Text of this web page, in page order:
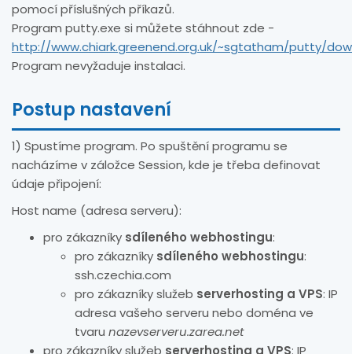
pomocí příslušných příkazů.
Program putty.exe si můžete stáhnout zde -
http://www.chiark.greenend.org.uk/~sgtatham/putty/
Program nevyžaduje instalaci.
Postup nastavení
1) Spustíme program. Po spuštění programu se
nacházíme v záložce Session, kde je třeba definovat
údaje připojení:
Host name (adresa serveru):
pro zákazníky sdíleného webhostingu:
pro zákazníky sdíleného webhostingu:
ssh.czechia.com
pro zákazníky služeb serverhosting a VPS: IP
adresa vašeho serveru nebo doména ve
tvaru nazevserveru.zarea.net
pro zákazníky služeb serverhosting a VPS: IP